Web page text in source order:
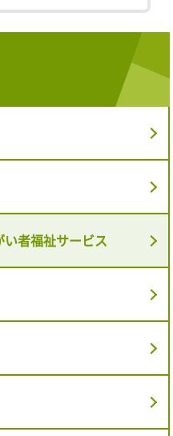
者福祉サービス